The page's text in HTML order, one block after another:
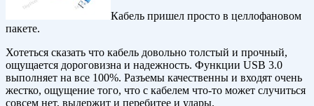
Кабель пришел просто в целлофановом
пакете.
Хотеться сказать что кабель довольно толстый и прочный,
ощущается дороговизна и надежность. Функции USB 3.0
выполняет на все 100%. Разъемы качественны и входят очень
жестко, ощущение того, что с кабелем что-то может случиться
совсем нет, выдержит и перебитее и удары.